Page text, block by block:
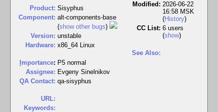
Product: Sisyphus
Component: alt-components-base
(show other bugs)
Version: unstable
Hardware: x86_64 Linux
mportance: P5 normal
Assignee: Evgeny Sinelnikov
QA Contact: qa-sisyphus
URL:
Keywords:
Modified: 2026-06-22
16:58 MSK
(History)
CC List: 6 users
(show)
See Also: